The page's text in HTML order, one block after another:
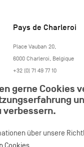
Pays de Charleroi
https://
Place Vauban 20,
6000 Charleroi Belgique
+32 (0) 71 49 77 10
Besuchen Sie uns
gerne Cookies
verbessern.
über unsere
Cookies